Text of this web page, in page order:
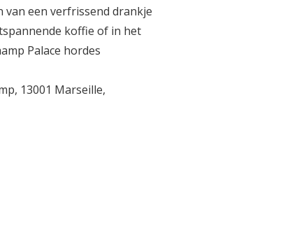
van een verfrissend drankje
koffie of in het
Palace hordes
13001 Marseille,